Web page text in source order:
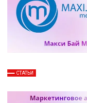
СТАТЬИ